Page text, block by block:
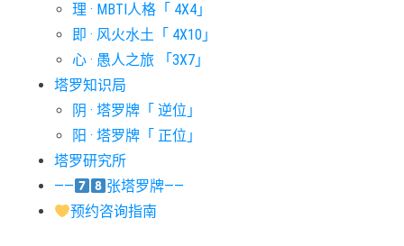
#宝剑十意思 #宝剑四意思 #宝剑国王意思
#审判牌意思
#愚人牌意思 #战车牌意思
#星币七意思 #星币三意思
#星币五意思 #星币侍从意思
#星币骑士意思 #星星牌意思
理 · MBTI人格「 4X4」
即 · 风火水土「 4X10」
心 · 愚人之旅 「3X7」
塔罗知识局
阴 · 塔罗牌「 逆位」
阳 · 塔罗牌「 正位」
塔罗研究所
——
张塔罗牌——
预约咨询指南